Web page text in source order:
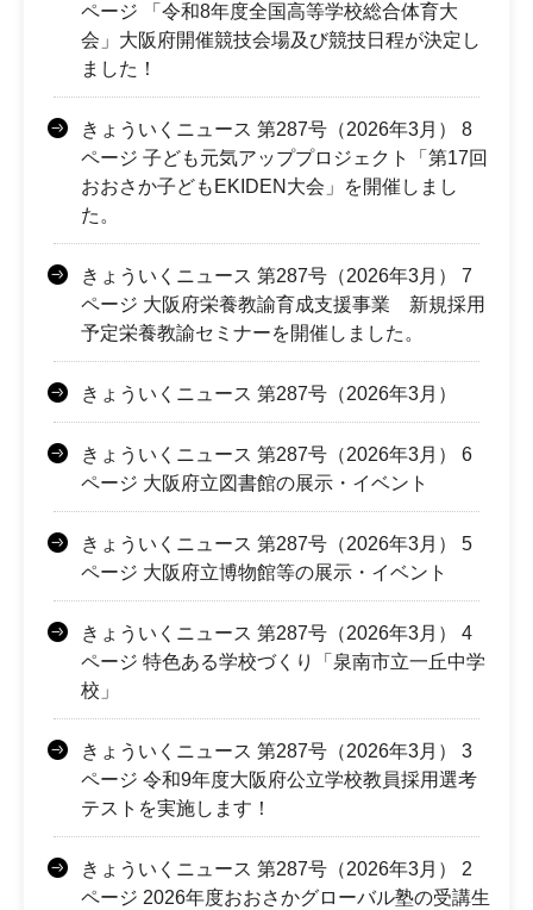
ページ 「令和8年度全国高等学校総合体育大
会」大阪府開催競技会場及び競技日程が決定し
ました！
きょういくニュース 第287号（2026年3月） 8
ページ 子ども元気アッププロジェクト「第17回
おおさか子どもEKIDEN大会」を開催しまし
た。
きょういくニュース 第287号（2026年3月） 7
ページ 大阪府栄養教諭育成支援事業 新規採用
予定栄養教諭セミナーを開催しました。
きょういくニュース 第287号（2026年3月）
きょういくニュース 第287号（2026年3月） 6
ページ 大阪府立図書館の展示・イベント
きょういくニュース 第287号（2026年3月） 5
ページ 大阪府立博物館等の展示・イベント
きょういくニュース 第287号（2026年3月） 4
ページ 特色ある学校づくり「泉南市立一丘中学
校」
きょういくニュース 第287号（2026年3月） 3
ページ 令和9年度大阪府公立学校教員採用選考
テストを実施します！
きょういくニュース 第287号（2026年3月） 2
ページ 2026年度おおさかグローバル塾の受講生